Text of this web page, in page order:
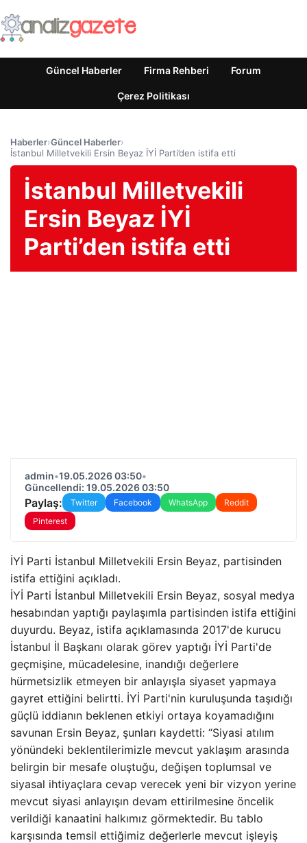
Güncel Haberler Firma Rehberi Forum
Çerez Politikası
Haberler›Güncel Haberler›
İstanbul Milletvekili Ersin Beyaz İYİ Parti’den istifa etti
İstanbul Milletvekili
Ersin Beyaz İYİ
Parti’den istifa etti
admin•19.05.2026 03:50•
Güncellendi: 19.05.2026 03:50
Paylaş: Twitter Facebook WhatsApp
Reddit
Pinterest
İYİ Parti İstanbul Milletvekili Ersin Beyaz, partisinden
istifa ettiğini açıkladı.
İYİ Parti İstanbul Milletvekili Ersin Beyaz, sosyal medya
hesabından yaptığı paylaşımla partisinden istifa ettiğini
duyurdu. Beyaz, istifa açıklamasında 2017'de kurucu
İstanbul İl Başkanı olarak görev yaptığı İYİ Parti'de
geçmişine, mücadelesine, inandığı değerlere
hürmetsizlik etmeyen bir anlayışla siyaset yapmaya
gayret ettiğini belirtti. İYİ Parti'nin kuruluşunda taşıdığı
güçlü iddianın beklenen etkiyi ortaya koyamadığını
savunan Ersin Beyaz, şunları kaydetti: “Siyasi atılım
yönündeki beklentilerimizle mevcut yaklaşım arasında
belirgin bir mesafe oluştuğu, değişen toplumsal ve
siyasal ihtiyaçlara cevap verecek yeni bir vizyon yerine
mevcut siyasi anlayışın devam ettirilmesine öncelik
verildiği kanaatini halkımız görmektedir. Bu tablo
karşısında temsil ettiğimiz değerlerle mevcut işleyiş